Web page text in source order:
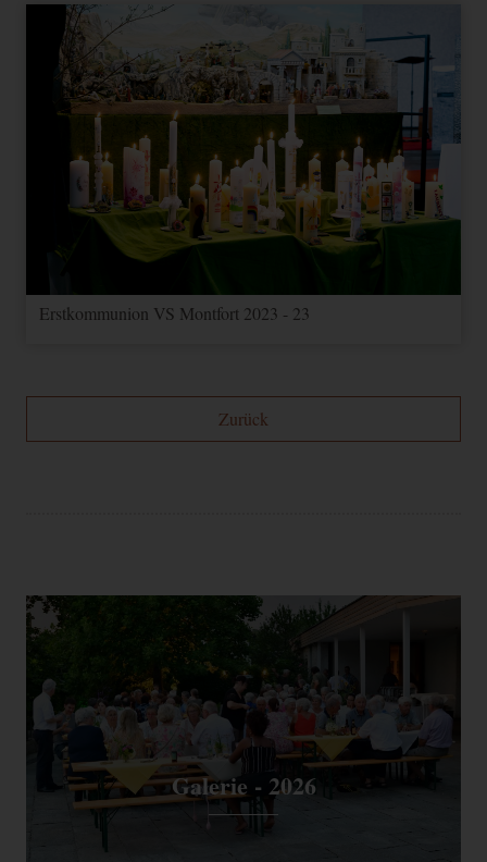
Erstkommunion VS Montfort 2023 - 23
Zurück
Galerie - 2026